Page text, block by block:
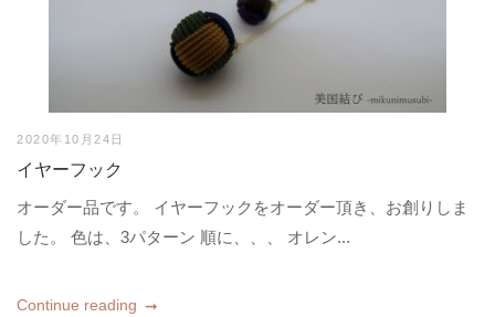
2020年10月24日
イヤーフック
オーダー品です。 イヤーフックをオーダー頂き、お創りしま
した。 色は、3パターン 順に、、、 オレン...
Continue reading